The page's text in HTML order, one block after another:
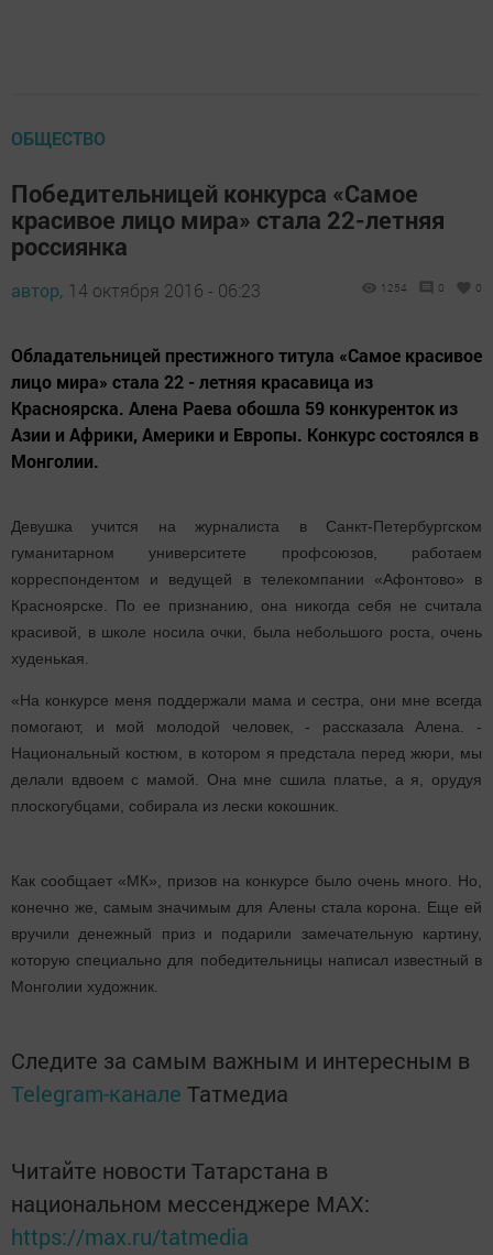
ОБЩЕСТВО
Победительницей конкурса «Самое
красивое лицо мира» стала 22-летняя
россиянка
автор, 14 октября 2016 - 06:23 1254 0 0
Обладательницей престижного титула «Самое красивое
лицо мира» стала 22 - летняя красавица из
Красноярска. Алена Раева обошла 59 конкуренток из
Азии и Африки, Америки и Европы. Конкурс состоялся в
Монголии.
Девушка учится на журналиста в Санкт-Петербургском
гуманитарном университете профсоюзов, работаем
корреспондентом и ведущей в телекомпании «Афонтово» в
Красноярске. По ее признанию, она никогда себя не считала
красивой, в школе носила очки, была небольшого роста, очень
худенькая.
«На конкурсе меня поддержали мама и сестра, они мне всегда
помогают, и мой молодой человек, - рассказала Алена. -
Национальный костюм, в котором я предстала перед жюри, мы
делали вдвоем с мамой. Она мне сшила платье, а я, орудуя
плоскогубцами, собирала из лески кокошник.
Как сообщает «МК», призов на конкурсе было очень много. Но,
конечно же, самым значимым для Алены стала корона. Еще ей
вручили денежный приз и подарили замечательную картину,
которую специально для победительницы написал известный в
Монголии художник.
Следите за самым важным и интересным в
Telegram-канале Татмедиа
Читайте новости Татарстана в
национальном мессенджере MАХ:
https://max.ru/tatmedia